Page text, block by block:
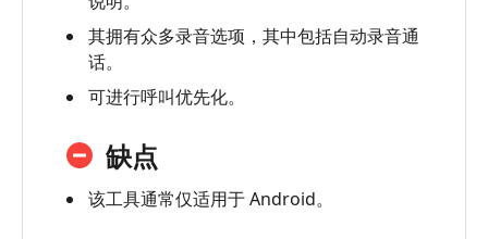
其拥有众多录音选项，其中包括自动录音通
话。
可进行呼叫优先化。
缺点
该工具通常仅适用于 Android。